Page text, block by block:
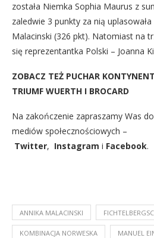
została Niemka Sophia Maurus z
zaledwie 3 punkty za nią
Malacinski (326 pkt). Natomiast na
się reprezentantka Polski – Joanna
ZOBACZ TEŻ PUCHAR
TRIUMF WUERTH I BROCARD
Na zakończenie zapraszamy Was
mediów społecznościowych –
Twitter, Instagram i Facebook.
ANNIKA MALACINSKI
KOMBINACJA NORWESKA MANUEL